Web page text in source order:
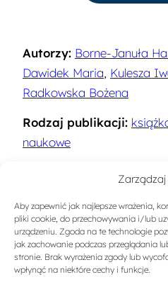
Aby zapewnić jak najlepsze wrażenia,
pliki cookie, do przechowywania i/lub
urządzeniu. Zgoda na te technologie
jak zachowanie podczas przeglądania
stronie. Brak wyrażenia zgody lub
wpłynąć na niektóre cechy i funkcje.
Autorzy: Borne-Januła
Dawidek Maria, Kulesza
Radkowska Bożena
Rodzaj publikacji:
naukowe
Miejsce wydania:
Sygnatura:9831
ISBN:83-88376-56-X